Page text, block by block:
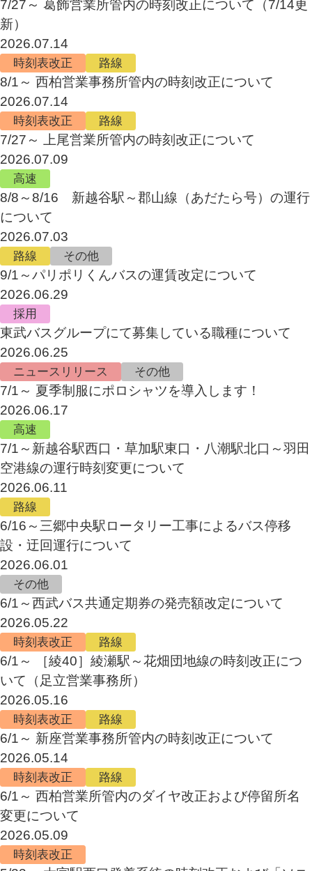
7/27～ 葛飾営業所管内の時刻改正について（7/14更
新）
2026.07.14
時刻表改正 路線
8/1～ 西柏営業事務所管内の時刻改正について
2026.07.14
時刻表改正 路線
7/27～ 上尾営業所管内の時刻改正について
2026.07.09
高速
8/8～8/16 新越谷駅～郡山線（あだたら号）の運行
について
2026.07.03
路線 その他
9/1～パリポリくんバスの運賃改定について
2026.06.29
採用
東武バスグループにて募集している職種について
2026.06.25
ニュースリリース その他
7/1～ 夏季制服にポロシャツを導入します！
2026.06.17
高速
7/1～新越谷駅西口・草加駅東口・八潮駅北口～羽田
空港線の運行時刻変更について
2026.06.11
路線
6/16～三郷中央駅ロータリー工事によるバス停移
設・迂回運行について
2026.06.01
その他
6/1～西武バス共通定期券の発売額改定について
2026.05.22
時刻表改正 路線
6/1～ ［綾40］綾瀬駅～花畑団地線の時刻改正につ
いて（足立営業事務所）
2026.05.16
時刻表改正 路線
6/1～ 新座営業事務所管内の時刻改正について
2026.05.14
時刻表改正 路線
6/1～ 西柏営業所管内のダイヤ改正および停留所名
変更について
2026.05.09
時刻表改正